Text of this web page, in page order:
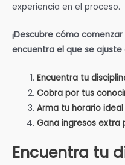
experiencia en el proceso.
¡Descubre cómo
encuentra el que se ajuste
Encuentra tu
Cobra por tus
Arma tu horario ideal
Gana ingresos extra
Encuentra tu